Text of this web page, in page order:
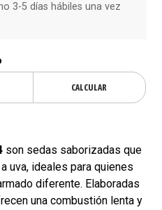
3-5 días hábiles una vez
CALCULAR
son sedas saborizadas que
uva, ideales para quienes
diferente. Elaboradas
una combustión lenta y